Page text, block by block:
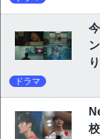
ドラマ